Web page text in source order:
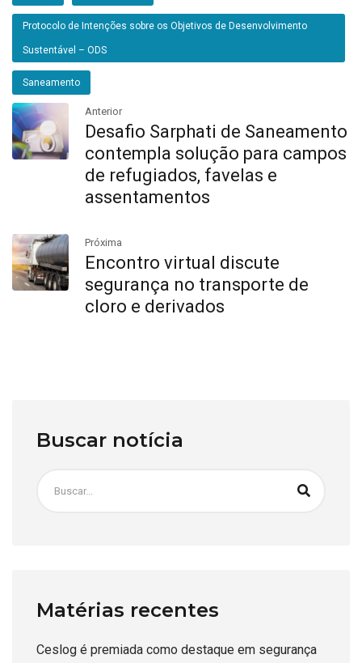
Protocolo de Intenções sobre os Objetivos de Desenvolvimento
Sustentável – ODS
Saneamento
Anterior
Desafio Sarphati de Saneamento
contempla solução para campos
de refugiados, favelas e
assentamentos
Próxima
Encontro virtual discute
segurança no transporte de
cloro e derivados
Buscar notícia
Matérias recentes
Ceslog é premiada como destaque em segurança